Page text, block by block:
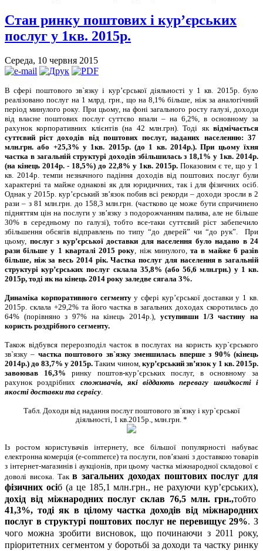
Стан ринку поштових і кур’єрських
послуг у 1кв. 2015р.
Середа, 10 червня 2015
В сфері поштового зв`язку і кур’єрської діяльності у 1 кв. 2015р. було
реалізовано послуг на 1 млрд. грн., що на 8,1% більше, ніж за аналогічний
період минулого року. При цьому, на фоні загального росту галузі, доходи
від власне поштових послуг суттєво впали – на 6,2%, в основному за
рахунок корпоративних клієнтів (на 42 млн.грн). Тоді як відмічається
суттєвий ріст доходів від поштовихпослуг, наданих населенню: 37
млн.грн. або +25,3% у 1кв. 2015р. (до 1 кв. 2014р.). При цьому їхня
частка в загальній структурі доходів збільшилась з 18,1%у 1кв. 2014р.
(на кінець 2014р. - 18,5%) до 22,8% у 1кв. 2015р. Показовим є те, що у 1
кв. 2014р. темпи незначного падіння доходів від поштових послуг були
характерні та майже однакові як для юридичних, так і для фізичних осіб.
Однак у 2015р. кур’єрський зв’язок побив всі рекорди – доходи зросли в 2
рази – з 81 млн.грн. до 158,3 млн.грн. (частково це може бути спричинено
підняттям цін на послуги у зв’язку з подорожчанням палива, але не більше
30% в середньому по галузі), тобто все-таки суттєвий ріст забепечило
збільшення обсягів відправлень по типу “до дверей” чи “до рук”. При
цьому, послуг з кур’єрської доставки для населення було надано в 24
рази більше у 1 кварталі 2015 року, ніж минулого,та в майже 6 разів
більше, ніж за весь 2014 рік. Частка послуг для населення в загальній
структурі кур’єрських послуг склала 35,8% (або 56,6 млн.грн.) у 1 кв.
2015р, тоді як на кінець 2014 року заледве сягала 3%.
Динаміка корпоративного сегментуу сфері кур’єрської доставки у 1 кв.
2015р. склала +29,2% та його частка в загальних доходах скоротилась до
64% (порівняно з 97% на кінець 2014р.), уступивши 1/3 частинуна
користь роздрібного сегменту.
Також відбувся перерозподіл часток в послугах на користь кур`єрського
зв`язку – частка поштового зв`язку зменшилась впершез 90% (кінець
2014р.)до 83,7% у 2015р. Таким чином, кур’єрський зв’язок у 1 кв. 2015р.
завоював 16,3% ринку поштов-кур’єрських послуг, в основному за
рахунок роздрібних споживачів, яківіддають перевагу швидкості і
якості доставки та сервісу.
Табл. Доходи від надання послуг поштового зв`язку і кур`єрської
діяльності, 1 кв.2015р., млн.грн. *
Із ростом користувачів інтернету, все більшої популярності набуває
електронна комерція (e-commerce) та послуги, пов’язані з доставкою товарів
з інтернет-магазинів і аукціонів, при цьому частка міжнародної складової є
доволі висока. Такв загальних доходах поштових послуг для
фізичних осіб (а це 185,1 млн.грн., не рахуючи кур’єрських),
дохід від міжнародних послуг склав 76,5 млн. грн.,тобто
41,3%, тоді як в цілому частка доходів від міжнародних
послуг в структурі поштових послуг не перевищує 29%. З
чого можна зробити висновок, що починаючи з 2011 року,
пріоритетних сегментом у боротьбі за доходи та частку ринку